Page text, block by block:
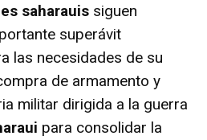
saharauis siguen
superávit
las necesidades de su
de armamento y
militar dirigida a la guerra
para consolidar la